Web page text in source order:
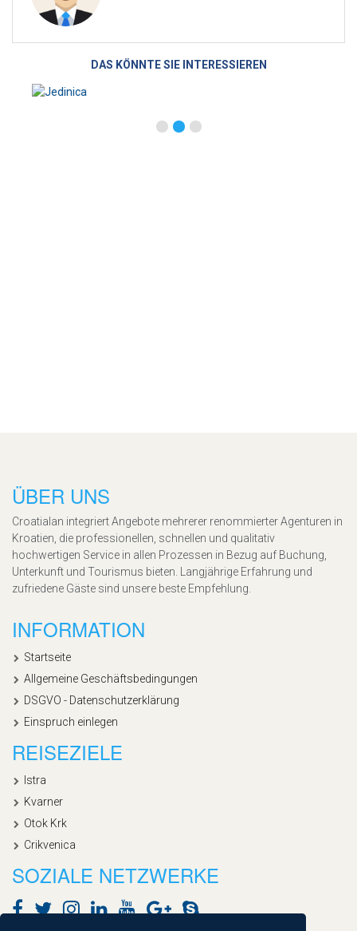
DAS KÖNNTE SIE INTERESSIEREN
ÜBER UNS
Croatialan integriert Angebote mehrerer renommierter Agenturen in
Kroatien, die professionellen, schnellen und qualitativ
hochwertigen Service in allen Prozessen in Bezug auf Buchung,
Unterkunft und Tourismus bieten. Langjährige Erfahrung und
zufriedene Gäste sind unsere beste Empfehlung.
INFORMATION
Startseite
Allgemeine Geschäftsbedingungen
DSGVO - Datenschutzerklärung
Einspruch einlegen
REISEZIELE
Istra
Kvarner
Otok Krk
Crikvenica
SOZIALE NETZWERKE